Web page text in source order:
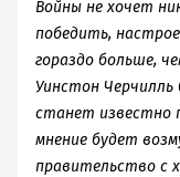
Войны не хочет
победить,
гораздо больше,
Уинстон Черчилль
станет известно
мнение будет
правительство с